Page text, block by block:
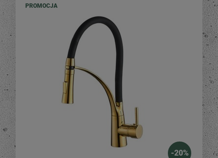
-20%
PROMOCJA